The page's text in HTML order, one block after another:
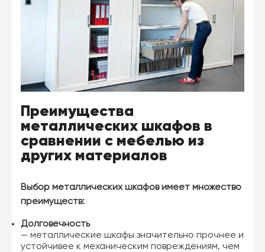
Преимущества
металлических шкафов в
сравнении с мебелью из
других материалов
Выбор металлических шкафов имеет множество
преимуществ:
Долговечность
— металлические шкафы значительно прочнее и
устойчивее к механическим повреждениям, чем